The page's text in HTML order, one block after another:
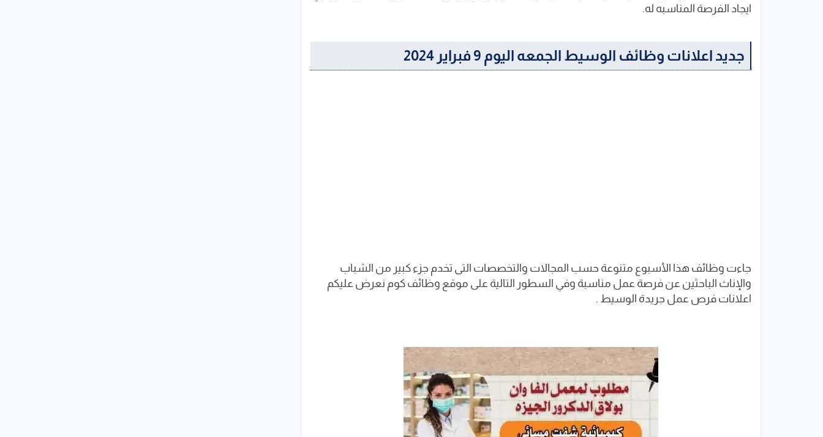
ايجاد الفرصة المناسبه له.
جديد اعلانات وظائف الوسيط الجمعه اليوم 9 فبراير 2024
جاءت وظائف هذا الأسبوع متنوعة حسب المجالات والتخصصات التى تخدم جزء كبير من الشباب
والإناث الباحثين عن فرصة عمل مناسبة وفي السطور التالية على موقع وظائف كوم نعرض عليكم
اعلانات فرص عمل جريدة الوسيط .